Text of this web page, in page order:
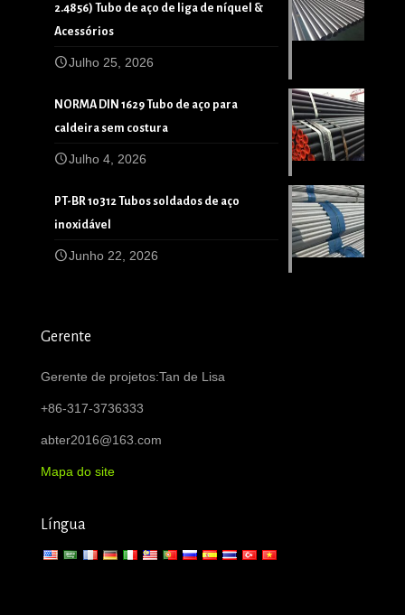
2.4856) Tubo de aço de liga de níquel &
Acessórios
Julho 25, 2026
NORMA DIN 1629 Tubo de aço para
caldeira sem costura
Julho 4, 2026
PT-BR 10312 Tubos soldados de aço
inoxidável
Junho 22, 2026
Gerente
Gerente de projetos:Tan de Lisa
+86-317-3736333
abter2016@163.com
Mapa do site
Língua